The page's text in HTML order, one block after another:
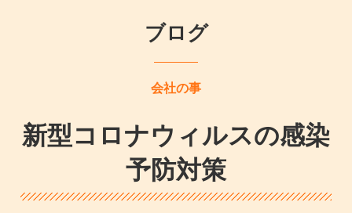
ブログ
会社の事
新型コロナウィルスの感染
予防対策